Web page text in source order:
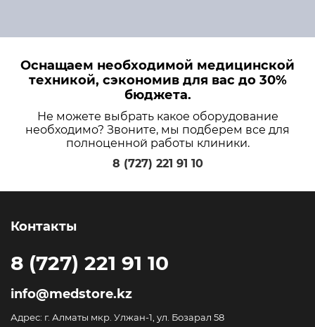
Оснащаем необходимой медицинской
техникой, сэкономив для вас до 30%
бюджета.
Не можете выбрать какое оборудование
необходимо? Звоните, мы подберем все для
полноценной работы клиники.
8 (727) 221 91 10
Контакты
8 (727) 221 91 10
info@medstore.kz
Адрес: г. Алматы мкр. Улжан-1, ул. Бозарал 58